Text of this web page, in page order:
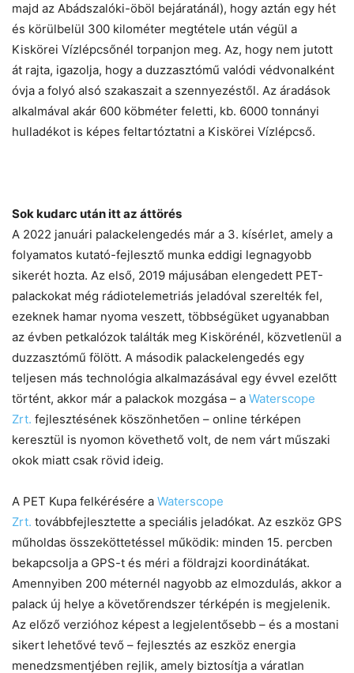
majd az Abádszalóki-öböl bejáratánál), hogy aztán egy hét
és körülbelül 300 kilométer megtétele után végül a
Kiskörei Vízlépcsőnél torpanjon meg. Az, hogy nem jutott
át rajta, igazolja, hogy a duzzasztómű valódi védvonalként
óvja a folyó alsó szakaszait a szennyezéstől. Az áradások
alkalmával akár 600 köbméter feletti, kb. 6000 tonnányi
hulladékot is képes feltartóztatni a Kiskörei Vízlépcső.
Sok kudarc után itt az áttörés
A 2022 januári palackelengedés már a 3. kísérlet, amely a
folyamatos kutató-fejlesztő munka eddigi legnagyobb
sikerét hozta. Az első, 2019 májusában elengedett PET-
palackokat még rádiotelemetriás jeladóval szerelték fel,
ezeknek hamar nyoma veszett, többségüket ugyanabban
az évben petkalózok találták meg Kiskörénél, közvetlenül a
duzzasztómű fölött. A második palackelengedés egy
teljesen más technológia alkalmazásával egy évvel ezelőtt
történt, akkor már a palackok mozgása – a Waterscope
Zrt. fejlesztésének köszönhetően – online térképen
keresztül is nyomon követhető volt, de nem várt műszaki
okok miatt csak rövid ideig.
A PET Kupa felkérésére a Waterscope
Zrt. továbbfejlesztette a speciális jeladókat. Az eszköz GPS
műholdas összeköttetéssel működik: minden 15. percben
bekapcsolja a GPS-t és méri a földrajzi koordinátákat.
Amennyiben 200 méternél nagyobb az elmozdulás, akkor a
palack új helye a követőrendszer térképén is megjelenik.
Az előző verzióhoz képest a legjelentősebb – és a mostani
sikert lehetővé tevő – fejlesztés az eszköz energia
menedzsmentjében rejlik, amely biztosítja a váratlan